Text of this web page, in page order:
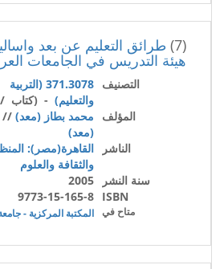
(7) طرائق التعليم عن بعد
هيئة التدريس في الجامعات
التصنيف
371.3078 (التربية
والتعليم) - (كتاب
المؤلف
محمد بطاز (معد) //
(معد)
الناشر
القاهرة(مصر):
والثقافة والعلوم
سنة النشر
2005
ISBN
9773-15-165-8
متاح في المكتبة المركزية -